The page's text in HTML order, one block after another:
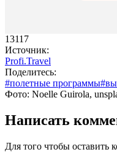
13117
Источник:
Profi.Travel
Поделитесь:
#полетные программы
Фото: Noelle Guirola,
Написать
Для того чтобы оставить